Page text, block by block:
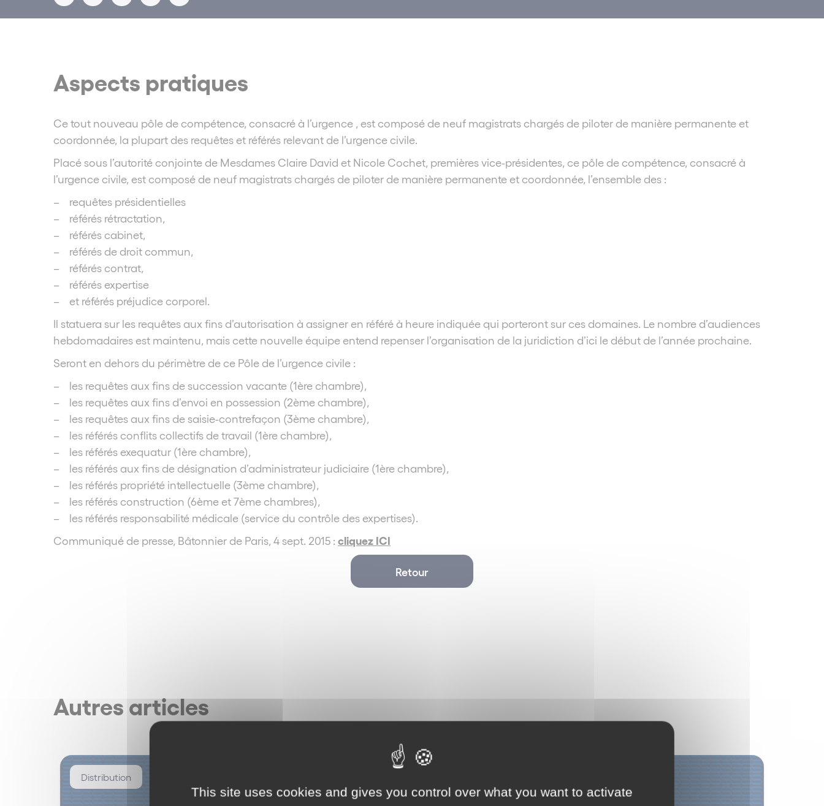
Aspects pratiques
Ce tout nouveau pôle de compétence, consacré à l’urgence , est composé de neuf magistrats chargés de piloter de manière permanente et
coordonnée, la plupart des requêtes et référés relevant de l’urgence civile.
Placé sous l’autorité conjointe de Mesdames Claire David et Nicole Cochet, premières vice-présidentes, ce pôle de compétence, consacré à
l’urgence civile, est composé de neuf magistrats chargés de piloter de manière permanente et coordonnée, l’ensemble des :
– requêtes présidentielles
– référés rétractation,
– référés cabinet,
– référés de droit commun,
– référés contrat,
– référés expertise
– et référés préjudice corporel.
Il statuera sur les requêtes aux fins d’autorisation à assigner en référé à heure indiquée qui porteront sur ces domaines. Le nombre d’audiences
hebdomadaires est maintenu, mais cette nouvelle équipe entend repenser l’organisation de la juridiction d’ici le début de l’année prochaine.
Seront en dehors du périmètre de ce Pôle de l’urgence civile :
– les requêtes aux fins de succession vacante (1ère chambre),
– les requêtes aux fins d’envoi en possession (2ème chambre),
– les requêtes aux fins de saisie-contrefaçon (3ème chambre),
– les référés conflits collectifs de travail (1ère chambre),
– les référés exequatur (1ère chambre),
– les référés aux fins de désignation d’administrateur judiciaire (1ère chambre),
– les référés propriété intellectuelle (3ème chambre),
– les référés construction (6ème et 7ème chambres),
– les référés responsabilité médicale (service du contrôle des expertises).
Communiqué de presse, Bâtonnier de Paris, 4 sept. 2015 : cliquez ICI
Retour
Autres articles
Distribution
This site uses cookies and gives you control over what you want to activate